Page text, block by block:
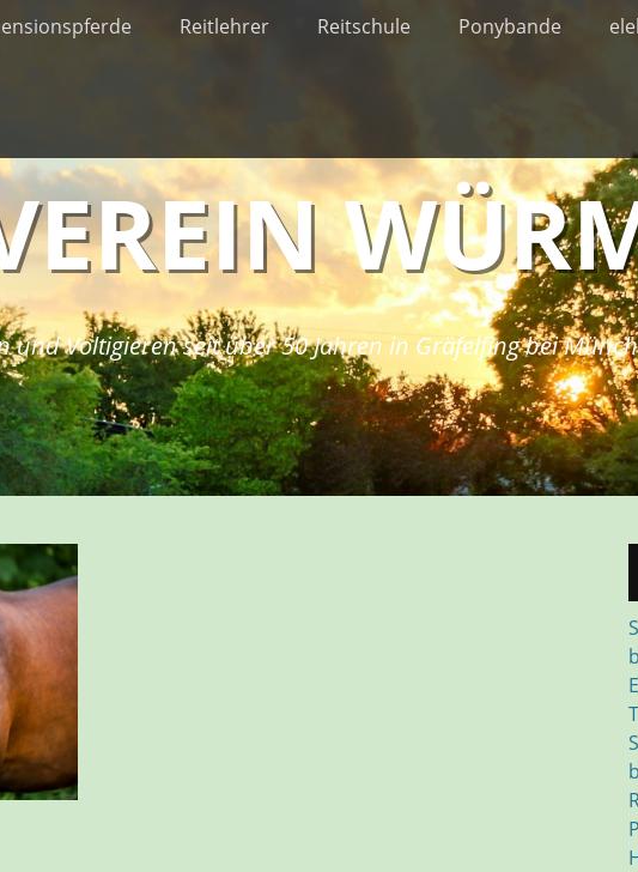
Reitlehrer Reitschule Ponybande
und Voltigieren seit über 50 Jahren in Gräfelfing bei